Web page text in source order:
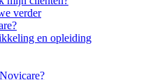
verder
en opleiding